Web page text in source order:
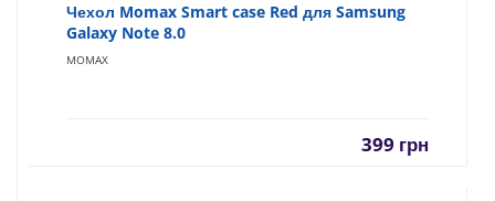
Чехол Momax Smart case Red для Samsung
Galaxy Note 8.0
MOMAX
399 грн